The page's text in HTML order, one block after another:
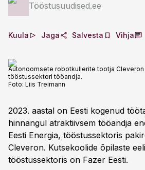
Tööstusuudised.ee
Kuula Jaga Salvesta Vihja
Autonoomsete robotkullerite tootja Cleveron
tööstussektori tööandja.
Foto: Liis Treimann
2023. aastal on Eesti kogenud
hinnangul atraktiivsem tööandja
Eesti Energia, tööstussektoris
Cleveron. Kutsekoolide õpilaste
tööstussektoris on Fazer Eesti.